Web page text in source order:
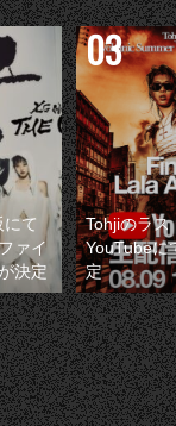
て
ァイ
決定
Tohjiのラス
YouTubeに
定